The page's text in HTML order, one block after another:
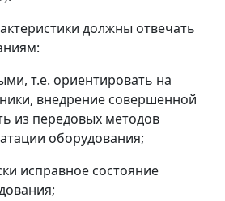
должны отвечать
т.е. ориентировать на
внедрение совершенной
из передовых методов
оборудования;
исправное состояние